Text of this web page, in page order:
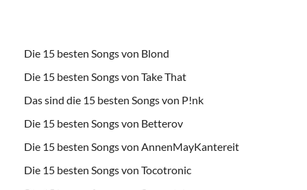
Die 15 besten Songs von Blond
Die 15 besten Songs von Take That
Das sind die 15 besten Songs von P!nk
Die 15 besten Songs von Betterov
Die 15 besten Songs von AnnenMayKantereit
Die 15 besten Songs von Tocotronic